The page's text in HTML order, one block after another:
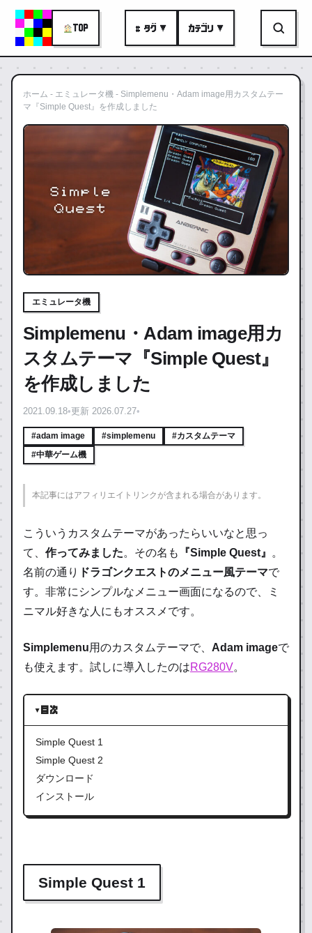
TOP # タグ ▼ カテゴリ ▼
ホーム - エミュレータ機 - Simplemenu・Adam image用カスタムテー
マ『Simple Quest』を作成しました
エミュレータ機
Simplemenu・Adam image用カ
スタムテーマ『Simple Quest』
を作成しました
2021.09.18•更新 2026.07.27•
#adam image #simplemenu
#カスタムテーマ
#中華ゲーム機
本記事にはアフィリエイトリンクが含まれる場合があります。
こういうカスタムテーマがあったらいいなと思っ
て、 作ってみました。その名も 『Simple Quest』
。
名前の通り
ドラゴンクエストのメニュー風テーマで
す。非常にシンプルなメニュー画面になるので、ミ
ニマル好きな人にもオススメです。
Simplemenu用のカスタムテーマで、 Adam imageで
も使えます。試しに導入したのはRG280V。
目次
Simple Quest 1
Simple Quest 2
ダウンロード
インストール
Simple Quest 1